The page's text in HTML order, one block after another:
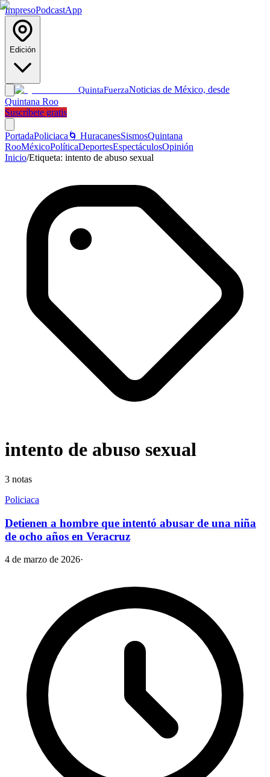
ImpresoPodcastApp
Edición
QuintaFuerzaNoticias de México, desde
Quintana Roo
Suscríbete gratis
PortadaPoliciaca 🌀 HuracanesSismosQuintana
RooMéxicoPolíticaDeportesEspectáculosOpinión
Inicio/Etiqueta: intento de abuso sexual
intento de abuso sexual
3 notas
Policiaca
Detienen a hombre que intentó abusar de una niña
de ocho años en Veracruz
4 de marzo de 2026·